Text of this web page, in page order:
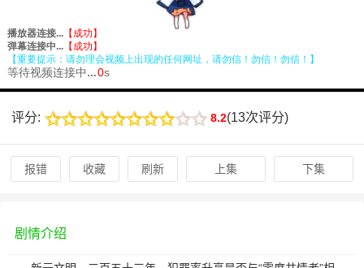
评分: 8.2(13次评分)
报错 收藏 刷新 上集 下集
剧情介绍